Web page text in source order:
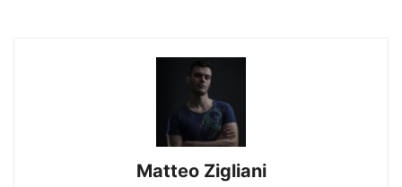
Matteo Zigliani